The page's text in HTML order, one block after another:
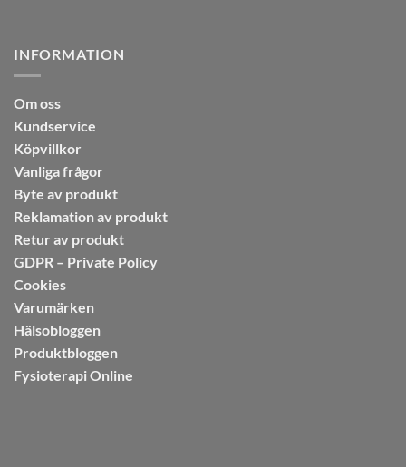
INFORMATION
Om oss
Kundservice
Köpvillkor
Vanliga frågor
Byte av produkt
Reklamation av produkt
Retur av produkt
GDPR – Private Policy
Cookies
Varumärken
Hälsobloggen
Produktbloggen
Fysioterapi Online